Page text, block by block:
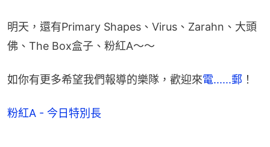
明天，還有Primary Shapes、Virus、Zarahn、大頭
佛、The Box盒子、粉紅A～～
如你有更多希望我們報導的樂隊，歡迎來電......郵 ！
粉紅A - 今日特別長